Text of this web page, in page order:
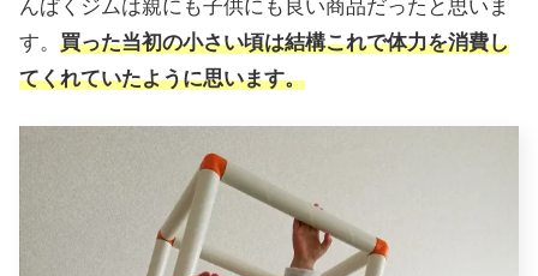
んぱくジムは親にも子供にも良い商品だったと思いま
す。 買った当初の小さい頃は結構これで体力を消費し
てくれていたように思います。